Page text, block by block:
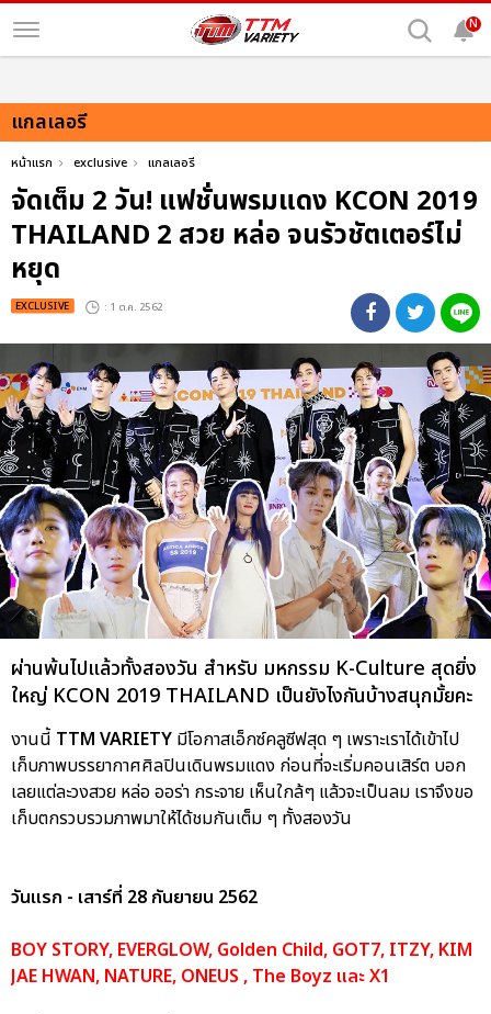
N
แกลเลอรี
หน้าแรก exclusive แกลเลอรี
จัดเต็ม 2 วัน! แฟชั่นพรมแดง KCON 2019
THAILAND 2 สวย หล่อ จนรัวชัตเตอร์ไม่
หยุด
EXCLUSIVE : 1 ต.ค. 2562
ผ่านพ้นไปแล้วทั้งสองวัน สำหรับ มหกรรม K-Culture สุดยิ่ง
ใหญ่ KCON 2019 THAILAND เป็นยังไงกันบ้างสนุกมั้ยคะ
งานนี้ TTM VARIETY มีโอกาสเอ็กซ์คลูซีฟสุด ๆ เพราะเราได้เข้าไป
เก็บภาพบรรยากาศศิลปินเดินพรมแดง ก่อนที่จะเริ่มคอนเสิร์ต บอก
เลยแต่ละวงสวย หล่อ ออร่า กระจาย เห็นใกล้ๆ แล้วจะเป็นลม เราจึงขอ
เก็บตกรวบรวมภาพมาให้ได้ชมกันเต็ม ๆ ทั้งสองวัน
วันแรก - เสาร์ที่ 28 กันยายน 2562
BOY STORY, EVERGLOW, Golden Child, GOT7, ITZY, KIM
JAE HWAN, NATURE, ONEUS , The Boyz และ X1